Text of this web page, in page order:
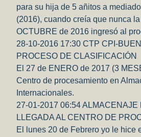
para su hija de 5 añitos a
(2016), cuando creía que nunca
OCTUBRE de 2016 ingresó al
28-10-2016 17:30 CTP CPI-
PROCESO DE CLASIFICACIÓN
El 27 de ENERO de 2017 (3
Centro de procesamiento en
Internacionales.
27-01-2017 06:54
LLEGADA AL CENTRO DE
El lunes 20 de Febrero yo le hice